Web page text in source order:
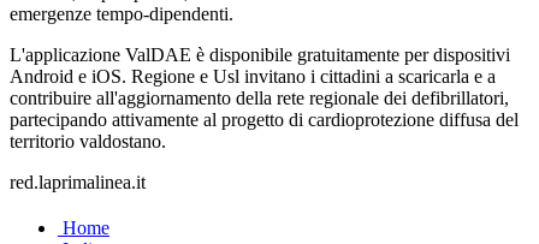
emergenze tempo-dipendenti.
L'applicazione ValDAE è disponibile gratuitamente per dispositivi
Android e iOS. Regione e Usl invitano i cittadini a scaricarla e a
contribuire all'aggiornamento della rete regionale dei defibrillatori,
partecipando attivamente al progetto di cardioprotezione diffusa del
territorio valdostano.
red.laprimalinea.it
Home